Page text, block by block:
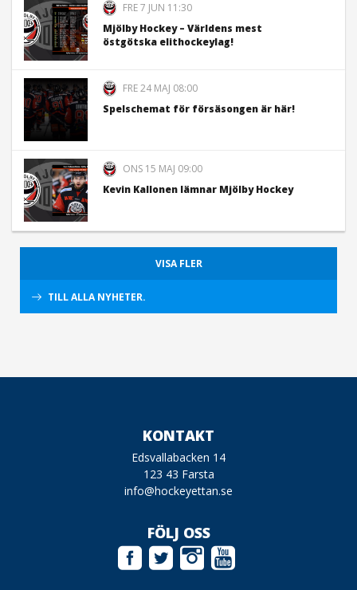
FRE 7 JUN 11:30
Mjölby Hockey – Världens mest
östgötska elithockeylag!
FRE 24 MAJ 08:00
Spelschemat för försäsongen är här!
ONS 15 MAJ 09:00
Kevin Kallonen lämnar Mjölby Hockey
VISA FLER
TILL ALLA NYHETER.
KONTAKT
Edsvallabacken 14
123 43 Farsta
info@hockeyettan.se
FÖLJ OSS